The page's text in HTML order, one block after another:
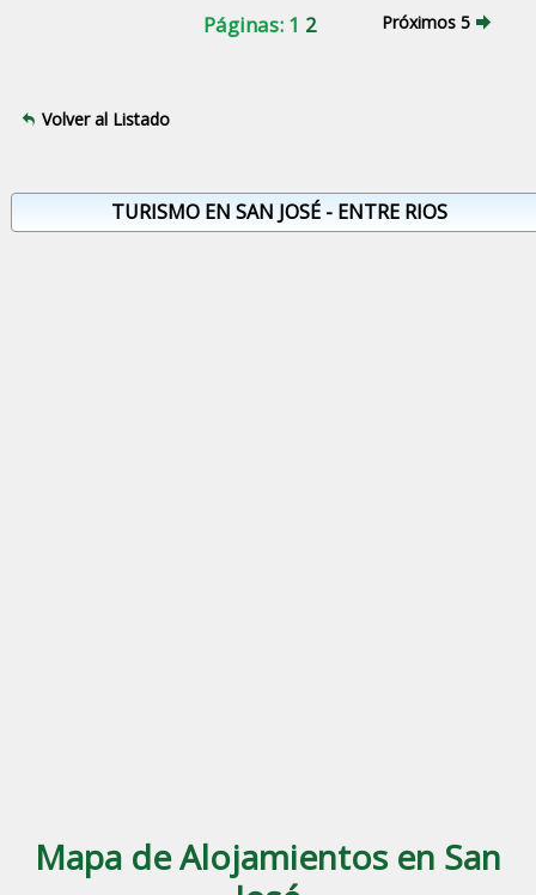
Páginas: 1 2 Próximos 5
Volver al Listado
TURISMO EN SAN JOSÉ - ENTRE RIOS
Mapa de Alojamientos en San